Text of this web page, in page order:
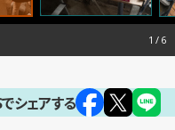
1
シェアする